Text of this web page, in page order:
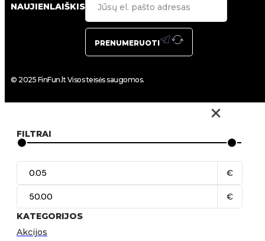
NAUJIENLAIŠKIS
PRENUMERUOTI
© 2025 FinFun.lt Visos teisės saugomos.
FILTRAI
€
€
KATEGORIJOS
Akcijos